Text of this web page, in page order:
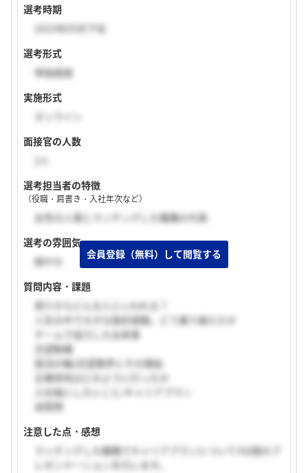
選考時期
2023年05月下旬
選考形式
単独面接
実施形式
オンライン
面接官の人数
選考担当者の特徴
（役職・肩書き・入社年次など）
女性の人事とマッチングした職種の代表
選考の雰囲気
穏やか
質問内容・課題
周りからどんな人といわれる？
人生の中で大きな挫折経験。どう乗り越えたか
チームで協力した出来事
志望動機
就活の軸/志望業界とその理由
企業研究はどのように行ったか
入社後にしたいこと/キャリアプラン
逆質問
注意した点・感想
マッチングした職種でキャリアプランについて3分間のプ
レゼンテーションを行います。